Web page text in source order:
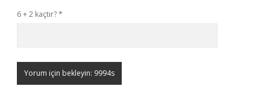
6 + 2 kaçtır?*